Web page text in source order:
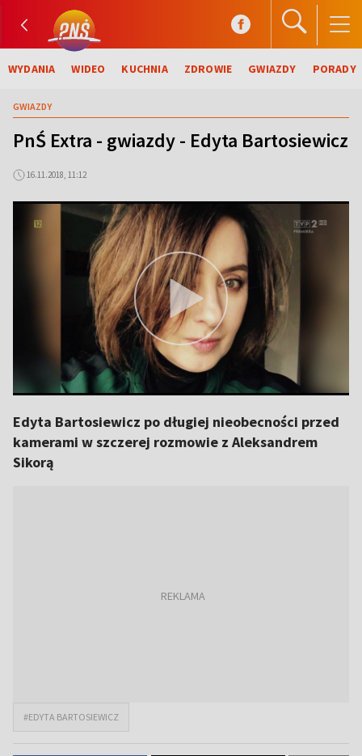
WYDANIA WIDEO KUCHNIA ZDROWIE GWIAZDY PORADY
GWIAZDY
PnŚ Extra - gwiazdy - Edyta Bartosiewicz
16.11.2018, 11:12
Edyta Bartosiewicz po długiej nieobecności przed
kamerami w szczerej rozmowie z Aleksandrem
Sikorą
#EDYTA BARTOSIEWICZ